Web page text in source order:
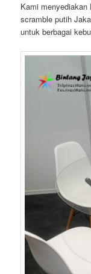
Kami
scramble putih
untuk berbagai